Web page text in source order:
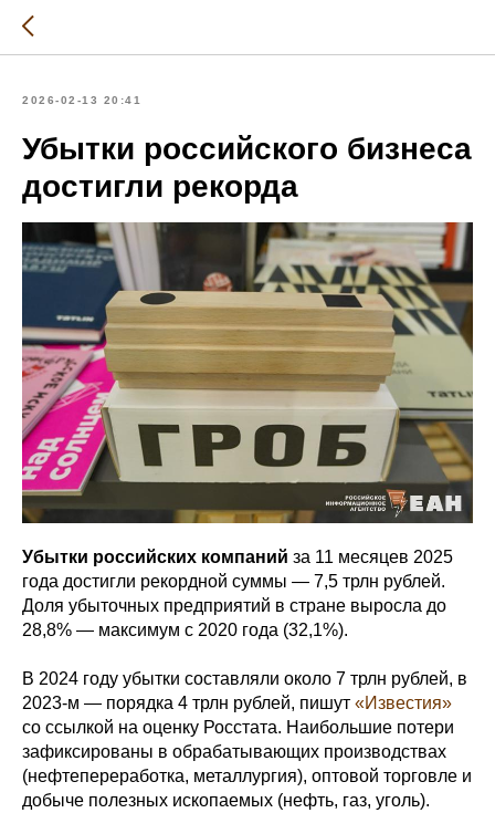
2026-02-13 20:41
Убытки российского бизнеса
достигли рекорда
Убытки российских компаний за 11 месяцев 2025
года достигли рекордной суммы — 7,5 трлн рублей.
Доля убыточных предприятий в стране выросла до
28,8% — максимум с 2020 года (32,1%).
В 2024 году убытки составляли около 7 трлн рублей, в
2023-м — порядка 4 трлн рублей, пишут «Известия»
со ссылкой на оценку Росстата. Наибольшие потери
зафиксированы в обрабатывающих производствах
(нефтепереработка, металлургия), оптовой торговле и
добыче полезных ископаемых (нефть, газ, уголь).